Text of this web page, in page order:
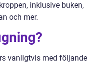
inklusive buken,
och mer.
vanligtvis med följande